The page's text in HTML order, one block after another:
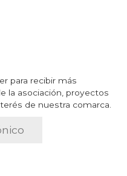
para recibir más
la asociación, proyectos
de nuestra comarca.